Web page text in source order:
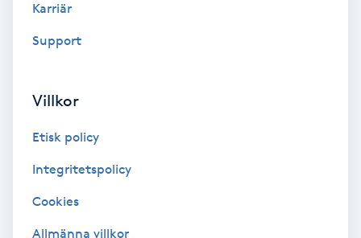
Diamantslipning
Enzympeeling
Extensions
Eyeliner-tatuering
Karriär
Support
Villkor
Etisk policy
Integritetspolicy
Cookies
Allmänna villkor